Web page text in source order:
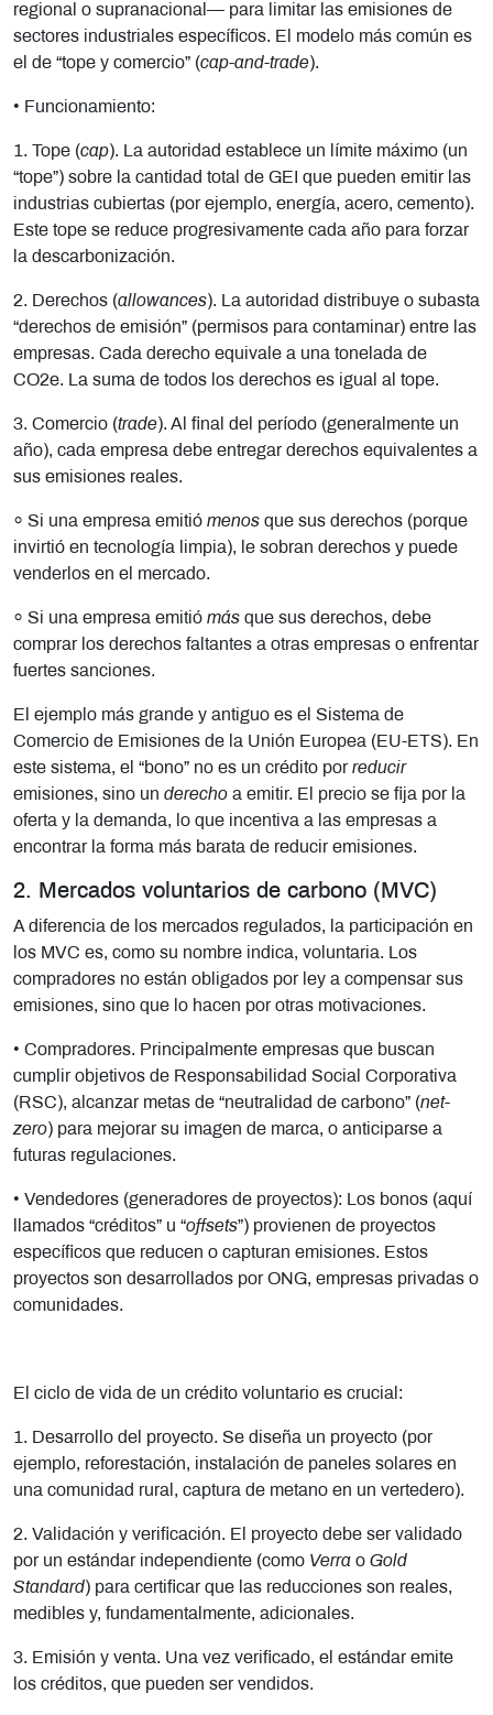
regional o supranacional— para limitar las emisiones de
sectores industriales específicos. El modelo más común es
el de “tope y comercio” (cap-and-trade).
• Funcionamiento:
1. Tope (cap). La autoridad establece un límite máximo (un
“tope”) sobre la cantidad total de GEI que pueden emitir las
industrias cubiertas (por ejemplo, energía, acero, cemento).
Este tope se reduce progresivamente cada año para forzar
la descarbonización.
2. Derechos (allowances). La autoridad distribuye o subasta
“derechos de emisión” (permisos para contaminar) entre las
empresas. Cada derecho equivale a una tonelada de
CO2e. La suma de todos los derechos es igual al tope.
3. Comercio (trade). Al final del período (generalmente un
año), cada empresa debe entregar derechos equivalentes a
sus emisiones reales.
⸰ Si una empresa emitió menos que sus derechos (porque
invirtió en tecnología limpia), le sobran derechos y puede
venderlos en el mercado.
⸰ Si una empresa emitió más que sus derechos, debe
comprar los derechos faltantes a otras empresas o enfrentar
fuertes sanciones.
El ejemplo más grande y antiguo es el Sistema de
Comercio de Emisiones de la Unión Europea (EU-ETS). En
este sistema, el “bono” no es un crédito por reducir
emisiones, sino un derecho a emitir. El precio se fija por la
oferta y la demanda, lo que incentiva a las empresas a
encontrar la forma más barata de reducir emisiones.
2. Mercados voluntarios de carbono (MVC)
A diferencia de los mercados regulados, la participación en
los MVC es, como su nombre indica, voluntaria. Los
compradores no están obligados por ley a compensar sus
emisiones, sino que lo hacen por otras motivaciones.
• Compradores. Principalmente empresas que buscan
cumplir objetivos de Responsabilidad Social Corporativa
(RSC), alcanzar metas de “neutralidad de carbono” (net-
zero) para mejorar su imagen de marca, o anticiparse a
futuras regulaciones.
• Vendedores (generadores de proyectos): Los bonos (aquí
llamados “créditos” u “offsets”) provienen de proyectos
específicos que reducen o capturan emisiones. Estos
proyectos son desarrollados por ONG, empresas privadas o
comunidades.
El ciclo de vida de un crédito voluntario es crucial:
1. Desarrollo del proyecto. Se diseña un proyecto (por
ejemplo, reforestación, instalación de paneles solares en
una comunidad rural, captura de metano en un vertedero).
2. Validación y verificación. El proyecto debe ser validado
por un estándar independiente (como Verra o Gold
Standard) para certificar que las reducciones son reales,
medibles y, fundamentalmente, adicionales.
3. Emisión y venta. Una vez verificado, el estándar emite
los créditos, que pueden ser vendidos.